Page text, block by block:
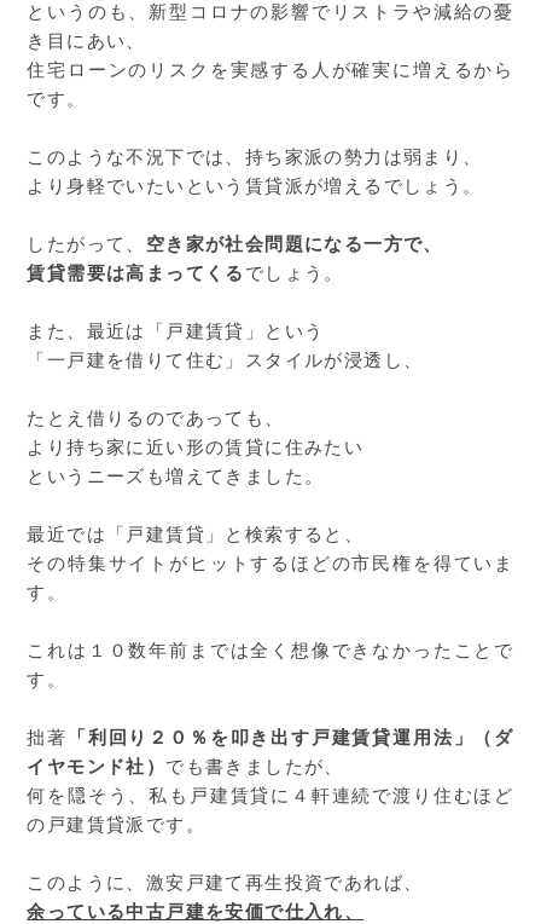
というのも、新型コロナの影響でリストラや減給の憂
き目にあい、
住宅ローンのリスクを実感する人が確実に増えるから
です。
このような不況下では、持ち家派の勢力は弱まり、
より身軽でいたいという賃貸派が増えるでしょう。
したがって、 空き家が社会問題になる一方で、
賃貸需要は高まってくる でしょう。
また、最近は「戸建賃貸」という
「一戸建を借りて住む」スタイルが浸透し、
たとえ借りるのであっても、
より持ち家に近い形の賃貸に住みたい
というニーズも増えてきました。
最近では「戸建賃貸」と検索すると、
その特集サイトがヒットするほどの市民権を得ていま
す。
これは１０数年前までは全く想像できなかったことで
す。
拙著
「利回り２０％を叩き出す戸建賃貸運用法」（ダ
イヤモンド社） でも書きましたが、
何を隠そう、私も戸建賃貸に４軒連続で渡り住むほど
の戸建賃貸派です。
このように、激安戸建て再生投資であれば、
余っている中古戸建を安価で仕入れ、